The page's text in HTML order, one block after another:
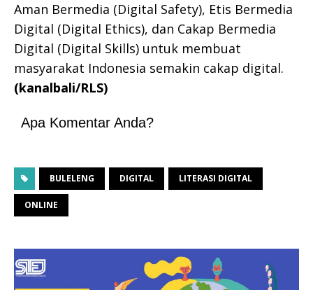
Aman Bermedia (Digital Safety), Etis Bermedia
Digital (Digital Ethics), dan Cakap Bermedia
Digital (Digital Skills) untuk membuat
masyarakat Indonesia semakin cakap digital.
(kanalbali/RLS)
Apa Komentar Anda?
BULELENG DIGITAL LITERASI DIGITAL
ONLINE